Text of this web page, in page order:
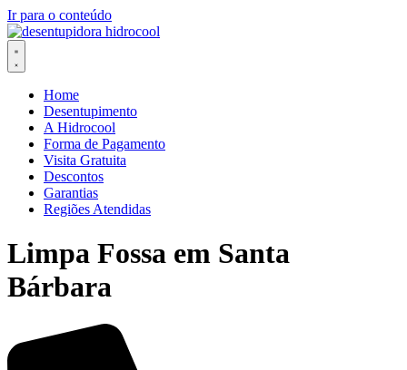
Ir para o conteúdo
Home
Desentupimento
A Hidrocool
Forma de Pagamento
Visita Gratuita
Descontos
Garantias
Regiões Atendidas
Limpa Fossa em Santa
Bárbara